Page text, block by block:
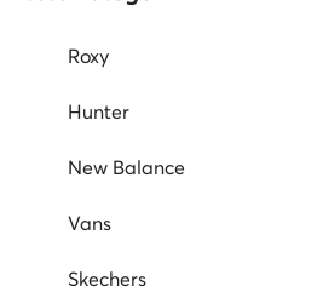
Roxy
Hunter
New Balance
Vans
Skechers